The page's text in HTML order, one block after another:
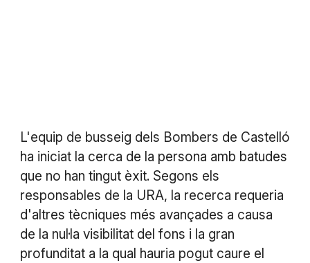
L'equip de busseig dels Bombers de Castelló
ha iniciat la cerca de la persona amb batudes
que no han tingut èxit. Segons els
responsables de la URA, la recerca requeria
d'altres tècniques més avançades a causa
de la nul·la visibilitat del fons i la gran
profunditat a la qual hauria pogut caure el